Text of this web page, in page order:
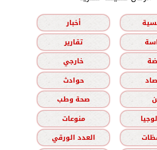
أخبار
تقارير
خارجي
حوادث
صحة وطب
منوعات
العدد الورقي